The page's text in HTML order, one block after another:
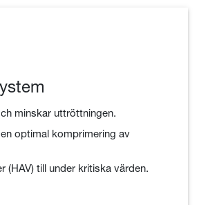
minskar uttröttningen.
optimal komprimering av
(HAV) till under kritiska värden.